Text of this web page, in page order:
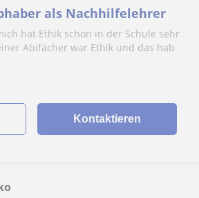
als Nachhilfelehrer
hat Ethik schon in der Schule sehr
Abifächer war Ethik und das hab
Kontaktieren